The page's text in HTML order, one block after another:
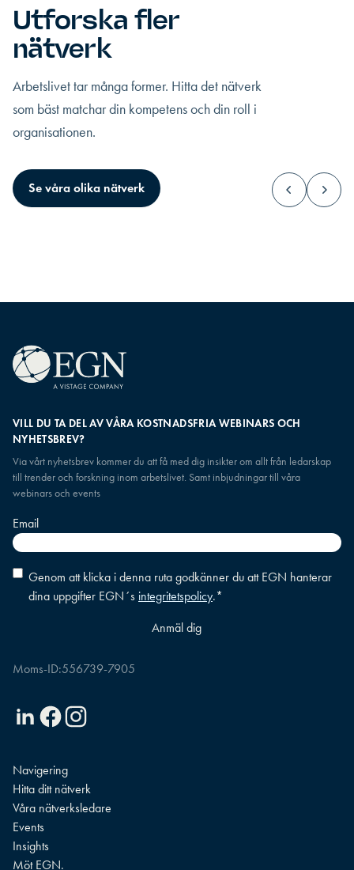
Utforska fler
nätverk
Arbetslivet tar många former. Hitta det nätverk
som bäst matchar din kompetens och din roll i
organisationen.
Se våra olika nätverk
VD & företagsledare
Du bär det yttersta ansvaret och bolagets
Executive
Du står mitt i de
VILL DU TA DEL AV VÅRA KOSTNADSFRIA WEBINARS OCH
NYHETSBREV?
Via vårt nyhetsbrev kommer du att få med dig insikter om allt från ledarskap
till trender och forskning inom arbetslivet. Samt inbjudningar till våra
webinars och events
Email
Consent*
Genom att klicka i denna ruta godkänner du att EGN hanterar
dina uppgifter EGN´s integritetspolicy.*
Moms-ID:556739-7905
LinkedinFacebookInstagram
Navigering
Hitta ditt nätverk
Våra nätverksledare
Events
Insights
Möt EGN.